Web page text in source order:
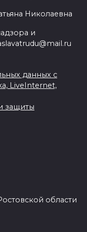
Николаевна
и
данных с
LiveInternet,
защиты
области